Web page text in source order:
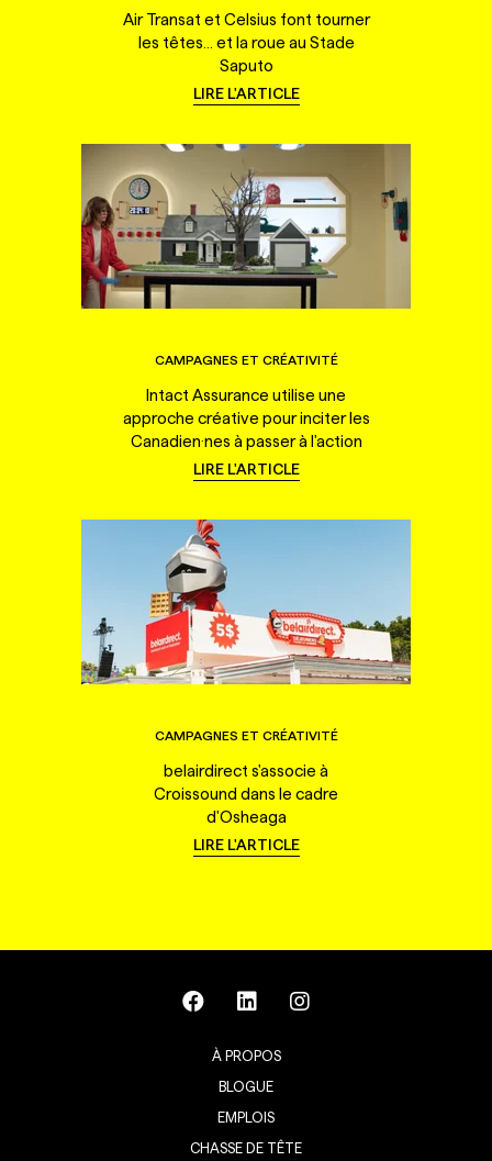
Air Transat et Celsius font tourner
les têtes... et la roue au Stade
Saputo
LIRE L'ARTICLE
CAMPAGNES ET CRÉATIVITÉ
Intact Assurance utilise une
approche créative pour inciter les
Canadien·nes à passer à l'action
LIRE L'ARTICLE
CAMPAGNES ET CRÉATIVITÉ
belairdirect s'associe à
Croissound dans le cadre
d'Osheaga
LIRE L'ARTICLE
À PROPOS
BLOGUE
EMPLOIS
CHASSE DE TÊTE